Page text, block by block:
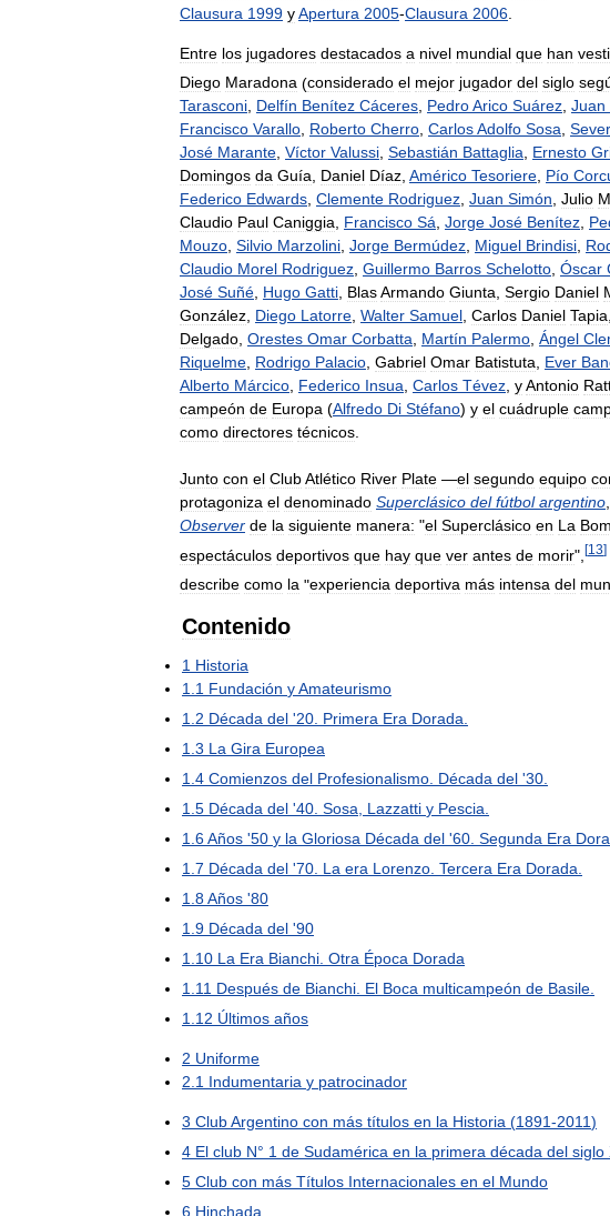
Clausura 1999 yApertura 2005-Clausura 2006
Entre los jugadores destacados a nivel mundial que han
Diego Maradona (considerado el mejor jugador del siglo
Tarasconi, Delfín Benítez Cáceres, PedroArico Suárez, Juan
Francisco Varallo, Roberto Cherro, CarlosAdolfo Sosa,
José Marante, Víctor Valussi, Sebastián Battaglia, Ernesto
Domingos da Guía, Daniel Díaz, Américo Tesoriere, Pío
Federico Edwards, Clemente Rodriguez, Juan Simón, Julio
Claudio Paul Caniggia, Francisco Sá, Jorge José Benítez,
Mouzo, Silvio Marzolini, Jorge Bermúdez, Miguel Brindisi,
Claudio Morel Rodriguez, Guillermo Barros Schelotto, Óscar
José Suñé, Hugo Gatti, BlasArmando Giunta, Sergio Daniel
González, Diego Latorre, Walter Samuel, Carlos Daniel Tapia,
Delgado, Orestes Omar Corbatta, Martín Palermo, Ángel
Riquelme, Rodrigo Palacio, Gabriel Omar Batistuta, Ever
Alberto Márcico, Federico Insua, Carlos Tévez, yAntonio
campeón de Europa (Alfredo Di Stéfano) y el cuádruple
como directores técnicos.
Junto con el ClubAtlético River Plate —el segundo equipo
protagoniza el denominado Superclásico del fútbol argentino
Observer de la siguiente manera: "el Superclásico en La
espectáculos deportivos que hay que ver antes de morir", [13]
describe como la "experiencia deportiva más intensa del
Contenido
1 Historia
1.1 Fundación yAmateurismo
1.2 Década del '20. Primera Era Dorada.
1.3 La Gira Europea
1.4 Comienzos del Profesionalismo. Década del '30.
1.5 Década del '40. Sosa, Lazzatti y Pescia.
1.6Años '50 y la Gloriosa Década del '60. Segunda Era
1.7 Década del '70. La era Lorenzo. Tercera Era Dorada.
1.8Años '80
1.9 Década del '90
1.10 La Era Bianchi. Otra Época Dorada
1.11 Después de Bianchi. El Boca multicampeón de Basile.
1.12 Últimos años
2 Uniforme
2.1 Indumentaria y patrocinador
3 ClubArgentino con más títulos en la Historia (1891-2011)
4 El club N° 1 de Sudamérica en la primera década del siglo
5 Club con más Títulos Internacionales en el Mundo
6 Hinchada